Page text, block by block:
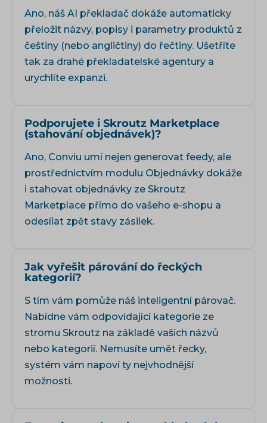
Ano, náš AI překladač dokáže automaticky
přeložit názvy, popisy i parametry produktů z
češtiny (nebo angličtiny) do řečtiny. Ušetříte
tak za drahé překladatelské agentury a
urychlíte expanzi.
Podporujete i Skroutz Marketplace
(stahování objednávek)?
Ano, Conviu umí nejen generovat feedy, ale
prostřednictvím modulu Objednávky dokáže
i stahovat objednávky ze Skroutz
Marketplace přímo do vašeho e-shopu a
odesílat zpět stavy zásilek.
Jak vyřešit párování do řeckých
kategorií?
S tím vám pomůže náš inteligentní párovač.
Nabídne vám odpovídající kategorie ze
stromu Skroutz na základě vašich názvů
nebo kategorií. Nemusíte umět řecky,
systém vám napoví ty nejvhodnější
možnosti.